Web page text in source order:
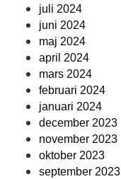
juli 2024
juni 2024
maj 2024
april 2024
mars 2024
februari 2024
januari 2024
december 2023
november 2023
oktober 2023
september 2023